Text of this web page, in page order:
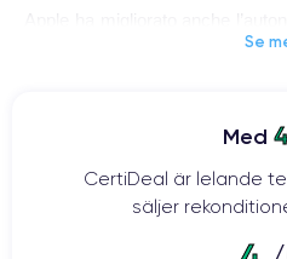
al passato, pur mantenendo
come Smart HDR 4, Deep
possibili proprio dal chip di ultima
L’iPhone SE 3 è stato reso
Se
Med
CertiDeal är lelande
säljer